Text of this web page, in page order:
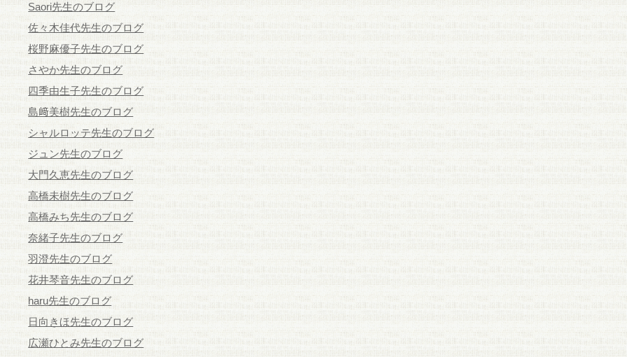
Saori先生のブログ
佐々木佳代先生のブログ
桜野麻優子先生のブログ
さやか先生のブログ
四季由生子先生のブログ
島﨑美樹先生のブログ
シャルロッテ先生のブログ
ジュン先生のブログ
大門久恵先生のブログ
高橋未樹先生のブログ
高橋みち先生のブログ
奈緒子先生のブログ
羽澄先生のブログ
花井琴音先生のブログ
haru先生のブログ
日向きほ先生のブログ
広瀬ひとみ先生のブログ